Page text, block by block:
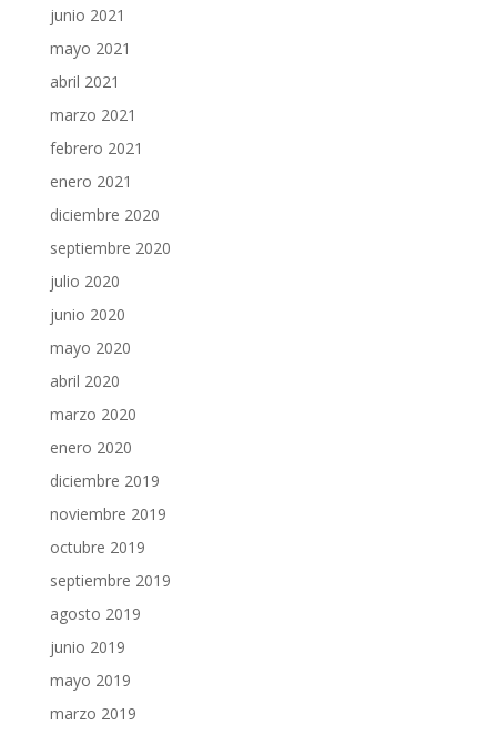
junio 2021
mayo 2021
abril 2021
marzo 2021
febrero 2021
enero 2021
diciembre 2020
septiembre 2020
julio 2020
junio 2020
mayo 2020
abril 2020
marzo 2020
enero 2020
diciembre 2019
noviembre 2019
octubre 2019
septiembre 2019
agosto 2019
junio 2019
mayo 2019
marzo 2019